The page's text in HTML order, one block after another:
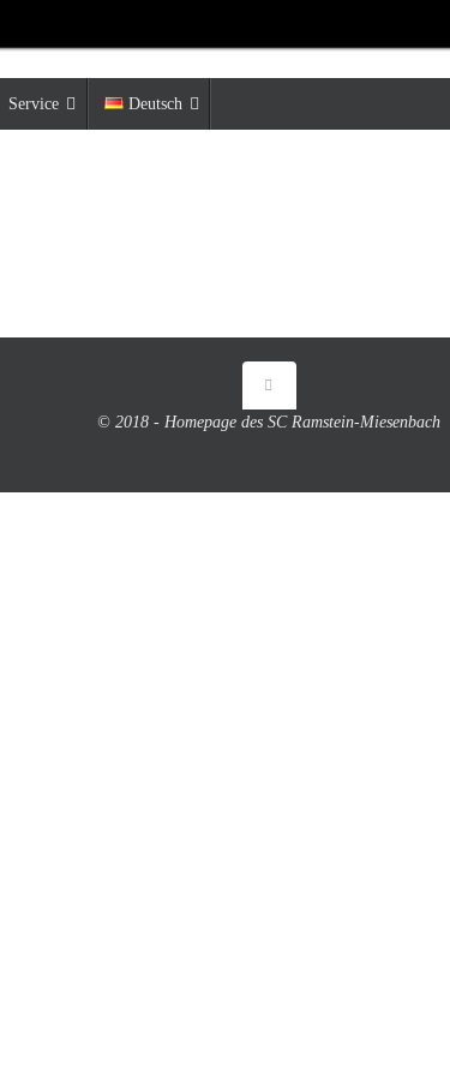
Service Deutsch
© 2018 - Homepage des SC Ramstein-Miesenbach